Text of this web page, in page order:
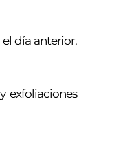
día anterior.
exfoliaciones